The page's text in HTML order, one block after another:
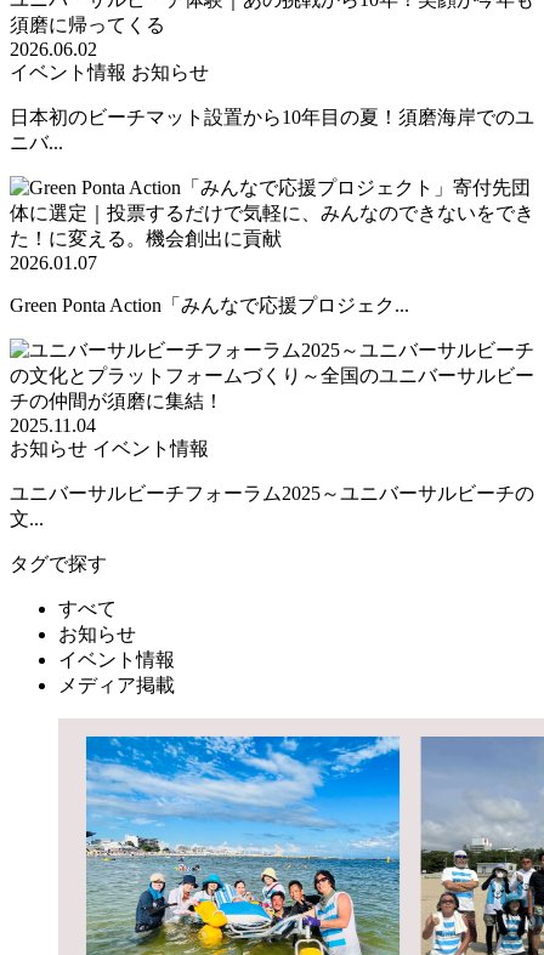
2026.06.02
イベント情報 お知らせ
日本初のビーチマット設置から10年目の夏！須磨海岸でのユ
ニバ...
2026.01.07
Green Ponta Action「みんなで応援プロジェク...
2025.11.04
お知らせ イベント情報
ユニバーサルビーチフォーラム2025～ユニバーサルビーチの
文...
タグで探す
すべて
お知らせ
イベント情報
メディア掲載